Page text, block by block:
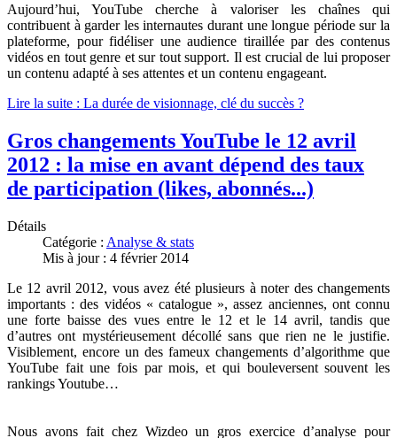
Aujourd’hui, YouTube cherche à valoriser les chaînes qui
contribuent à garder les internautes durant une longue période sur la
plateforme, pour fidéliser une audience tiraillée par des contenus
vidéos en tout genre et sur tout support. Il est crucial de lui proposer
un contenu adapté à ses attentes et un contenu engageant.
Lire la suite : La durée de visionnage, clé du succès ?
Gros changements YouTube le 12 avril
2012 : la mise en avant dépend des taux
de participation (likes, abonnés...)
Détails
Catégorie : Analyse & stats
Mis à jour : 4 février 2014
Le 12 avril 2012, vous avez été plusieurs à noter des changements
importants : des vidéos « catalogue », assez anciennes, ont connu
une forte baisse des vues entre le 12 et le 14 avril, tandis que
d’autres ont mystérieusement décollé sans que rien ne le justifie.
Visiblement, encore un des fameux changements d’algorithme que
YouTube fait une fois par mois, et qui bouleversent souvent les
rankings Youtube…
Nous avons fait chez Wizdeo un gros exercice d’analyse pour